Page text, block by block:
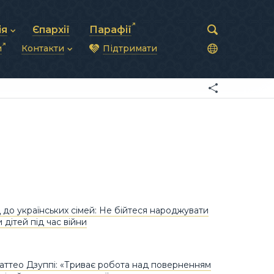
рада
та комунікації
Єпархії Парафії
Контакти
Синоди Єпископів
Підтримати
українських сімей: Не бійтеся народжувати
під час війни
Дзуппі: «Триває робота над поверненням